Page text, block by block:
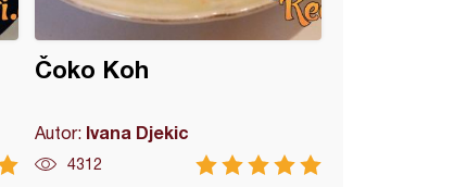
Čoko Koh
Autor: Ivana Djekic
4312